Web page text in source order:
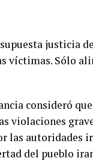
justicia
víctimas. Sólo
consideró que
violaciones
las autoridades
del pueblo